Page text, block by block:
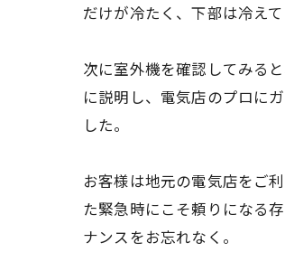
だけが冷たく、下部は冷え
次に室外機を確認してみる
に説明し、電気店のプロに
した。
お客様は地元の電気店をご
た緊急時にこそ頼りになる
ナンスをお忘れなく。